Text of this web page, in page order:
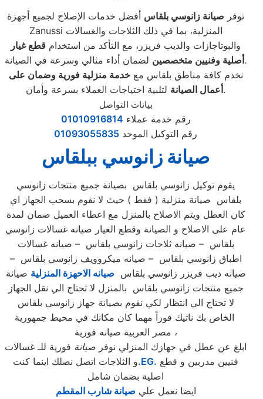
توفر صيانة زانوسي بلقاس أفضل خدمات الإصلاح لجميع أجهزة
Zanussi المنزلية، بما في ذلك الثلاجات والغسالات
والبوتاجازات والديب فريزر، مع التأكد من استخدام قطع غيار
أصلية وفنيين متخصصينلضمان أداء مثالي وسرعة في الصيانة.
نخدم كافة مناطق بلقاس معخدمة منزلية فورية وضمان على
أعمال الصيانةلتلبية احتياجات العملاء بسرعة وأمان.
بيانات التواصل
رقم خدمة عملاء 01010916814
رقم التوكيل الموحد 01093055835
صيانة زانوسي ببلقاس
يقوم توكيل زانوسي بلقاس بصيانة جميع منتجات زانوسي
بلقاس صيانة منزلية ( فقط ) حيث لا نقوم بسحب الجهاز اي
كان العطل ويتم الاصلاح بالمنزل مع اعطاء العميل ضمان لمدة
عام على الاصلاح و الصيانة وقطع الغيار صيانه غسالات زانوسي
بلقاس – صيانه ثلاجات زانوسي بلقاس – صيانه غسالات
اطباق زانوسي بلقاس – صيانه ميكروويف زانوسي بلقاس –
صيانه ديب فريزر زانوسي بلقاس صيانه الاحهزة المنزلية صيانة
جميع منتجات زانوسي بلقاس بالمنزل لا تحتاج الي نقل الجهاز
لا تحتاج الي انتظار لكي نقوم بصيانة جهاز زانوسي بلقاس
الخاص بك ناتيك فوراً مهما كان مكانك في محيط جمهورية
مصر العربية صيانه فورية ،
ابلغ عن عطل في جهازك المنزلي نوفر صيانة فورية للـ غسالات
و الثلاجات اتصل نصلك اينما كنت.EG.
اصلية بضمان شامل
ايضا نعمل علي صيانة شارب المقطم